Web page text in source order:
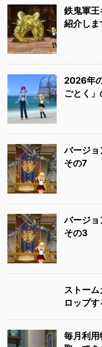
鉄鬼軍王
紹介しま
2026年
ごとく
バージ
その7
バージ
その3
ストー
ロップ
毎月利用